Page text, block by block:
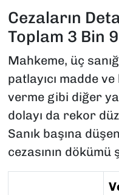
Cezaların
Toplam 3 Bin
Mahkeme, üç
patlayıcı madde
verme gibi diğer
dolayı da rekor
Sanık başına düşen
cezasının